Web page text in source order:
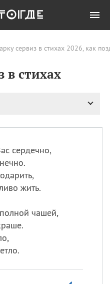
сервиз в стихах 2026, как
в стихах
сердечно,
жить.
чашей,
Все
Преображение
Бориса и Глеба, во
Романа и Давида
День ассирийских
мучеников
Национальный день
Годовщина битвы при
Бояка